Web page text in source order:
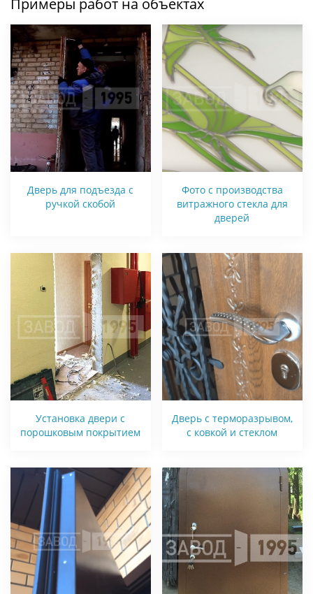
Дверь для подъезда с
ручкой скобой
Фото с производства
витражного стекла для
дверей
Установка двери с
порошковым покрытием
Дверь с терморазрывом,
с ковкой и стеклом